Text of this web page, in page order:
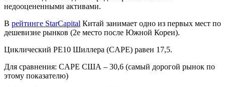
недооцененными активами.
В рейтинге StarCapital Китай занимает одно из первых мест по
дешевизне рынков (2е место после Южной Кореи).
Циклический PE10 Шиллера (CAPE) равен 17,5.
Для сравнения: CAPE США – 30,6 (самый дорогой рынок по
этому показателю)